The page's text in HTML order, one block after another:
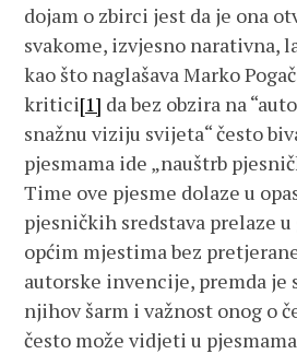
dojam o zbirci jest da je ona
svakome, izvjesno narativna,
kao što naglašava Marko
kritici[1] da bez obzira na
snažnu viziju svijeta“ često
pjesmama ide „nauštrb
Time ove pjesme dolaze u
pjesničkih sredstava prelaze
općim mjestima bez
autorske invencije, premda je
njihov šarm i važnost onog o
često može vidjeti u